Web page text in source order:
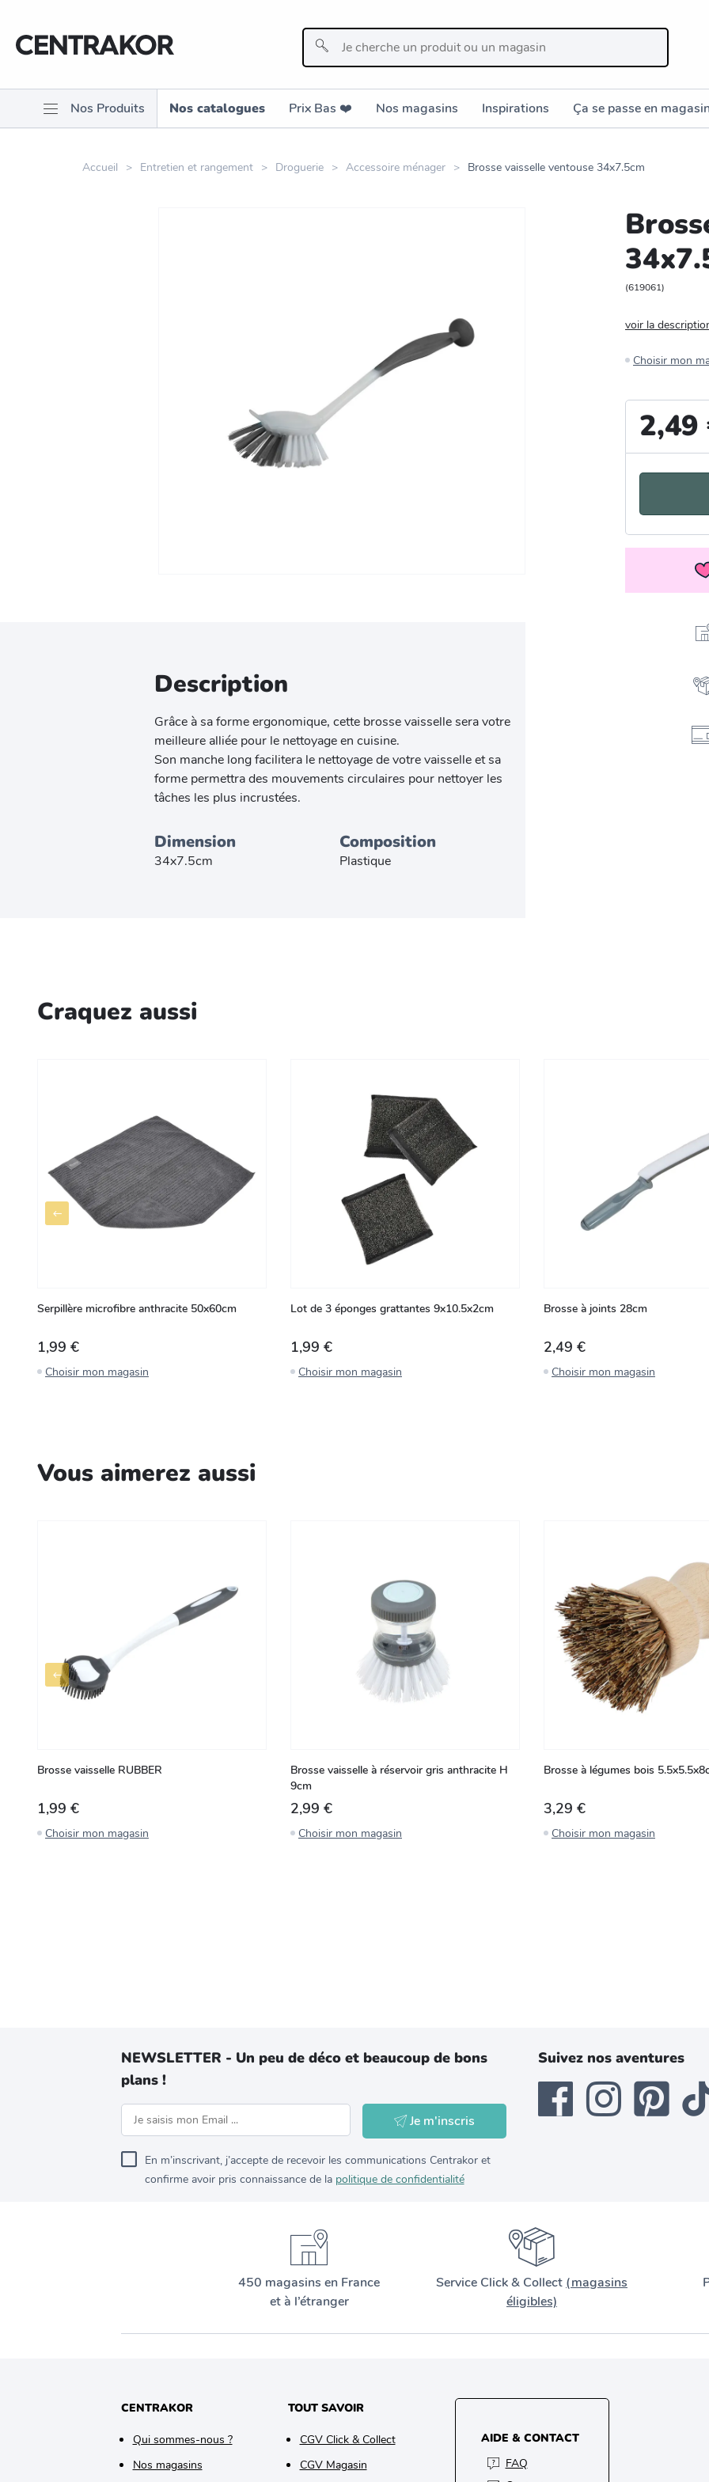
Nos Produits Nos catalogues Prix Bas ❤️️ Nos magasins Inspirations Ça se passe en magasin
Accueil Entretien et rangement Droguerie Accessoire ménager Brosse vaisselle ventouse 34x7.5cm
Description
Grâce à sa forme ergonomique, cette brosse vaisselle sera votre
meilleure alliée pour le nettoyage en cuisine.
Son manche long facilitera le nettoyage de votre vaisselle et sa
forme permettra des mouvements circulaires pour nettoyer les
tâches les plus incrustées.
Dimension
34x7.5cm
Composition
Plastique
(619061)
voir la
Choisir mon
2,49
Craquez aussi
Serpillère microfibre anthracite 50x60cm
1,99 €
Choisir mon magasin
Lot de 3 éponges grattantes 9x10.5x2cm
1,99 €
Choisir mon magasin
Brosse à joints 28cm
2,49 €
Choisir mon magasin
Vous aimerez aussi
Brosse vaisselle RUBBER
1,99 €
Choisir mon magasin
Brosse vaisselle à réservoir gris anthracite H
9cm
2,99 €
Choisir mon magasin
Brosse à légumes bois
3,29 €
Choisir mon magasin
NEWSLETTER - Un peu de déco et beaucoup de bons
plans !
Je m'inscris
En m’inscrivant, j’accepte de recevoir les communications Centrakor et
confirme avoir pris connaissance de la politique de confidentialité
Suivez nos aventures
450 magasins en France
et à l’étranger
Service Click & Collect (magasins
éligibles)
CENTRAKOR
Qui sommes-nous ?
Nos magasins
TOUT SAVOIR
CGV Click & Collect
CGV Magasin
AIDE & CONTACT
FAQ